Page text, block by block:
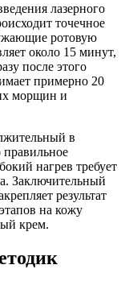
лазерного
точечное
ротовую
около 15 минут,
после этого
примерно 20
морщин и
в
правильное
нагрев требует
Заключительный
результат
на кожу
крем.